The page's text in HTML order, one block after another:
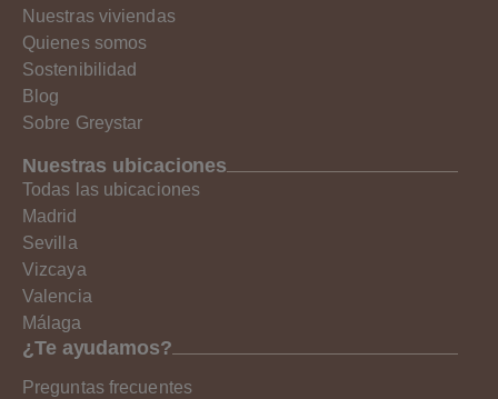
Nuestras viviendas
Quienes somos
Sostenibilidad
Blog
Sobre Greystar
Nuestras ubicaciones
Todas las ubicaciones
Madrid
Sevilla
Vizcaya
Valencia
Málaga
¿Te ayudamos?
Preguntas frecuentes